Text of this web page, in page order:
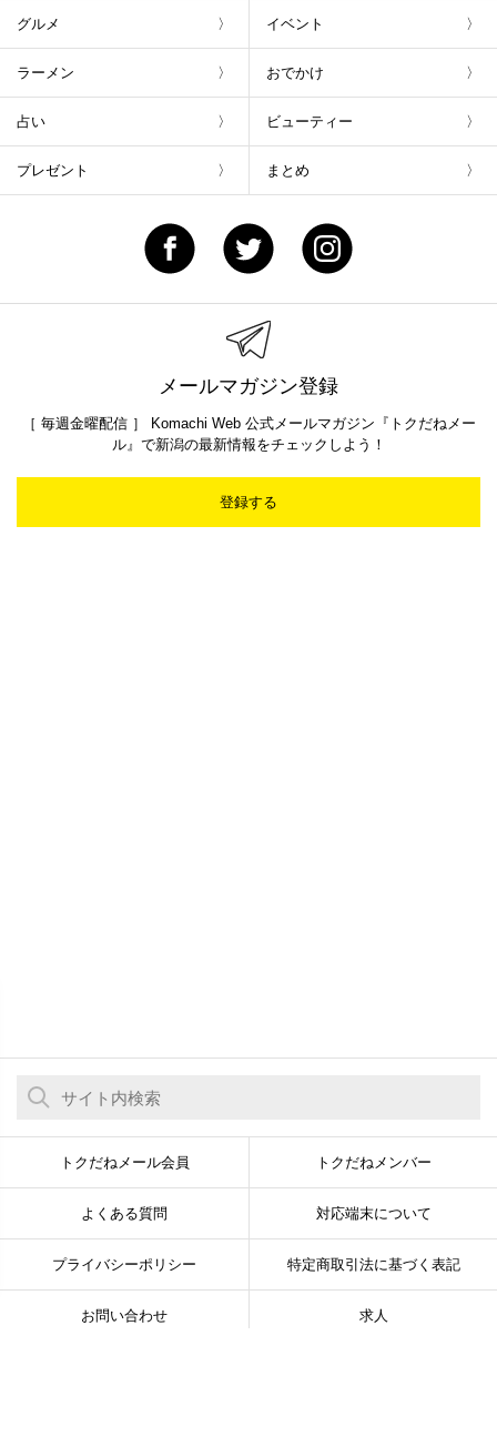
グルメ イベント
ラーメン おでかけ
占い ビューティー
プレゼント まとめ
メールマガジン登録
［ 毎週金曜配信 ］ Komachi Web 公式メールマガジン『トクだねメー
ル』で新潟の最新情報をチェックしよう！
登録する
トクだねメール会員 トクだねメンバー
よくある質問 対応端末について
プライバシーポリシー 特定商取引法に基づく表記
お問い合わせ 求人